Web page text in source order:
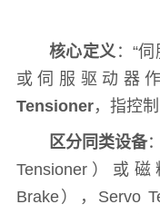
核心定义 ：“
或伺服驱动器
Tensioner，指控
区分同类设备
Tensioner）或
Brake），Servo